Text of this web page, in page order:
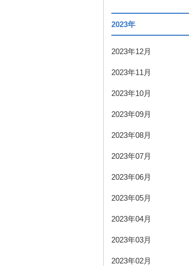
2023年
2023年12月
2023年11月
2023年10月
2023年09月
2023年08月
2023年07月
2023年06月
2023年05月
2023年04月
2023年03月
2023年02月